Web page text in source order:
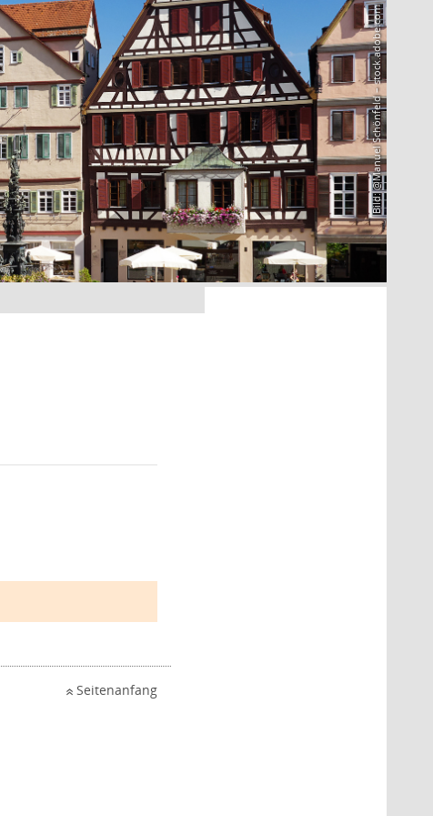
Bild: @Manuel Schönfeld – stock.adobe.com
Seitenanfang